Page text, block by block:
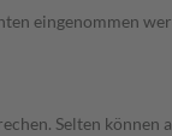
eingenommen
Selten